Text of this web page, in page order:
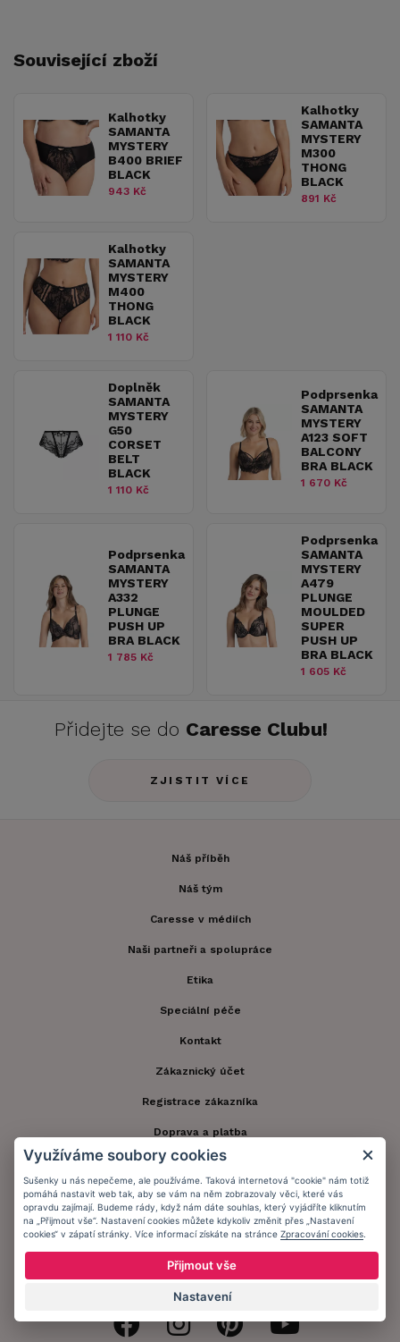
Související zboží
Kalhotky
SAMANTA
MYSTERY
B400 BRIEF
BLACK
943 Kč
Kalhotky
SAMANTA
MYSTERY
M300
THONG
BLACK
891 Kč
Kalhotky
SAMANTA
MYSTERY
M400
THONG
BLACK
1 110 Kč
Doplněk
SAMANTA
MYSTERY
G50
CORSET
BELT
BLACK
1 110 Kč
Podprsenka
SAMANTA
MYSTERY
A123 SOFT
BALCONY
BRA BLACK
1 670 Kč
Podprsenka
SAMANTA
MYSTERY
A332
PLUNGE
PUSH UP
BRA BLACK
1 785 Kč
Podprsenka
SAMANTA
MYSTERY
A479
PLUNGE
MOULDED
SUPER
PUSH UP
BRA BLACK
1 605 Kč
Přidejte se do Caresse Clubu!
ZJISTIT VÍCE
Náš příběh
Náš tým
Caresse v médiích
Naši partneři a spolupráce
Etika
Speciální péče
Kontakt
Zákaznický účet
Registrace zákazníka
Doprava a platba
Obchodní podmínky
Ochrana osobních údajů
Informační memorandum
Zůstaňte s námi v kontaktu.
Využíváme soubory cookies
Sušenky u nás nepečeme, ale používáme. Taková internetová "cookie" nám totiž
pomáhá nastavit web tak, aby se vám na něm zobrazovaly věci, které vás
opravdu zajímají. Budeme rády, když nám dáte souhlas, který vyjádříte kliknutím
na „Přijmout vše“. Nastavení cookies můžete kdykoliv změnit přes „Nastavení
cookies“ v zápatí stránky. Více informací získáte na stránce Zpracování cookies
Přijmout vše
Nastavení